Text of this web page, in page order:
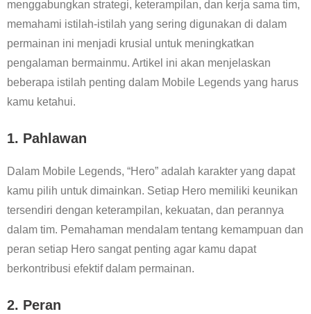
menggabungkan strategi, keterampilan, dan kerja sama tim,
memahami istilah-istilah yang sering digunakan di dalam
permainan ini menjadi krusial untuk meningkatkan
pengalaman bermainmu. Artikel ini akan menjelaskan
beberapa istilah penting dalam Mobile Legends yang harus
kamu ketahui.
1. Pahlawan
Dalam Mobile Legends, “Hero” adalah karakter yang dapat
kamu pilih untuk dimainkan. Setiap Hero memiliki keunikan
tersendiri dengan keterampilan, kekuatan, dan perannya
dalam tim. Pemahaman mendalam tentang kemampuan dan
peran setiap Hero sangat penting agar kamu dapat
berkontribusi efektif dalam permainan.
2. Peran